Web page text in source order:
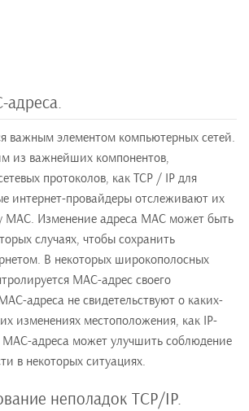
адреса.
важным элементом компьютерных сетей.
из важнейших компонентов,
протоколов, как TCP / IP для
интернет-провайдеры отслеживают их
MAC. Изменение адреса MAC может быть
случаях, чтобы сохранить
В некоторых широкополосных
МАС-адрес своего
адреса не свидетельствуют о каких-
изменениях местоположения, как IP-
адреса может улучшить соблюдение
в некоторых ситуациях.
неполадок TCP/IP.